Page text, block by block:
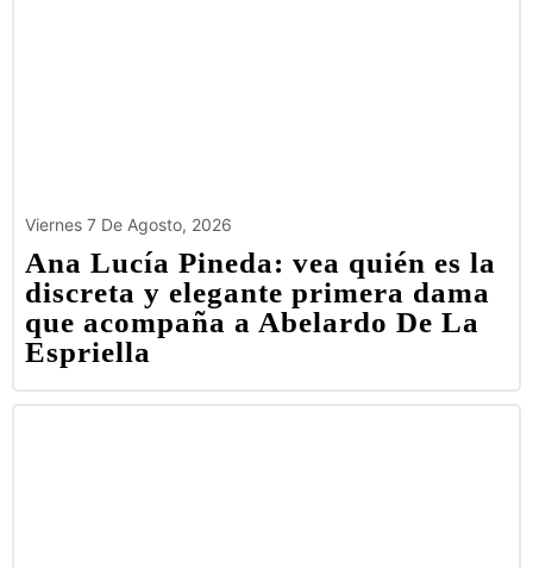
Viernes 7 De Agosto, 2026
Ana Lucía Pineda: vea quién es la
discreta y elegante primera dama
que acompaña a Abelardo De La
Espriella